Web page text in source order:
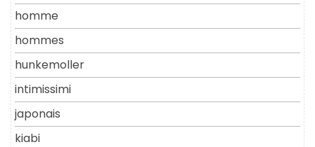
homme
hommes
hunkemoller
intimissimi
japonais
kiabi